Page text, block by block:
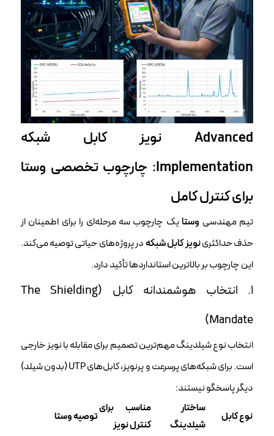
Advanced
نویز کابل شبکه
Implementation: چارچوب تخصصی وستا
برای کنترل کامل
تیم مهندسی وستا یک چارچوب سه مرحله‌ای را برای اطمینان از
حذف حداکثرینویز کابل شبکه در پروژه‌های حیاتی توصیه می‌کند.
این چارچوب بر بالاترین استانداردها تأکید دارد.
۱. انتخاب هوشمندانه کابل (The Shielding
Mandate)
انتخاب نوع شیلدینگ مهم‌ترین تصمیم برای مقابله با نویز خارجی
است. برای شبکه‌های پرسرعت و پرنویز، کابل‌های UTP (بدون شیلد)
دیگر پاسخگو نیستند:
نوع کابل
ساختار
شیلدینگ
مناسب برای
کنترل نویز
توصیه وستا